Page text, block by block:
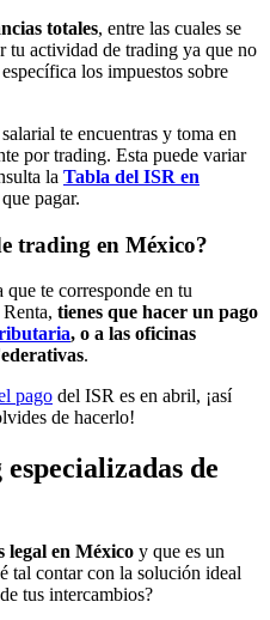
totales, entre las cuales se
tu actividad de trading ya que no
los impuestos sobre
te encuentras y toma en
por trading. Esta puede variar
la Tabla del ISR en
pagar.
trading en México?
te corresponde en tu
tienes que hacer un pago
, o a las oficinas
.
pago del ISR es en abril, ¡así
de hacerlo!
de
legal en México y que es un
tal contar con la solución ideal
tus intercambios?